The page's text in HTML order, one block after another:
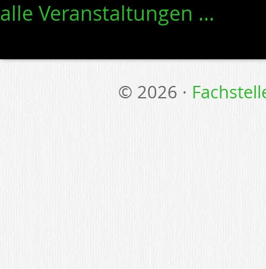
alle Veranstaltungen ...
© 2026 ·